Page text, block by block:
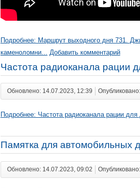
Подробнее: Маршрут выходного дня 731.
каменоломни...
Добавить комментарий
Частота радиоканала рации
Обновлено: 14.07.2023, 12:39
Подробнее: Частота радиоканала рации
Памятка для автомобильных
Обновлено: 14.07.2023, 09:02